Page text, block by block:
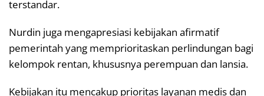
terstandar.
Nurdin juga mengapresiasi kebijakan afirmatif
pemerintah yang memprioritaskan perlindungan bagi
kelompok rentan, khususnya perempuan dan lansia.
Kebijakan itu mencakup prioritas layanan medis dan